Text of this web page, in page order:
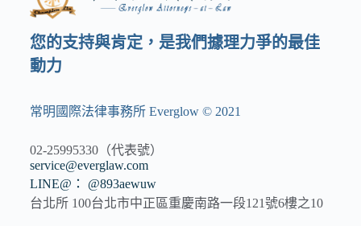
您的支持與肯定，是我們據理力爭的最佳
動力
常明國際法律事務所 Everglow © 2021
02-25995330（代表號）
service@everglaw.com
LINE@： @893aewuw
台北所 100台北市中正區重慶南路一段121號6樓之10